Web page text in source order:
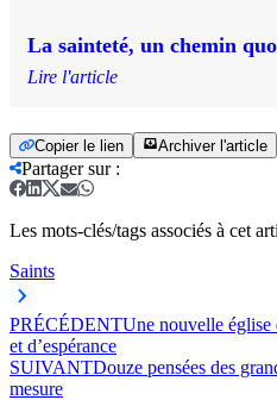
La sainteté, un chemin
Lire l'article
Copier le lien Archiver l'article
Partager sur:
Les mots-clés/tags associés à cet
Saints
PRÉCÉDENTUne nouvelle église
et d’espérance
SUIVANTDouze pensées des
mesure